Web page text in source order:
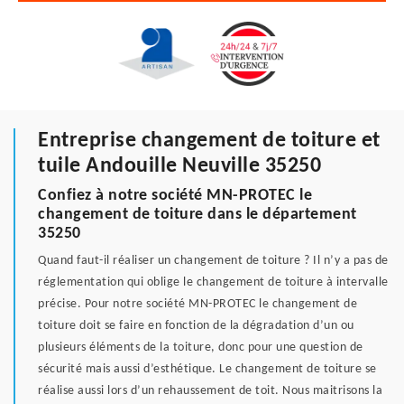
Entreprise changement de toiture et
tuile Andouille Neuville 35250
Confiez à notre société MN-PROTEC le
changement de toiture dans le département
35250
Quand faut-il réaliser un changement de toiture ? Il n’y a pas de
réglementation qui oblige le changement de toiture à intervalle
précise. Pour notre société MN-PROTEC le changement de
toiture doit se faire en fonction de la dégradation d’un ou
plusieurs éléments de la toiture, donc pour une question de
sécurité mais aussi d’esthétique. Le changement de toiture se
réalise aussi lors d’un rehaussement de toit. Nous maitrisons la